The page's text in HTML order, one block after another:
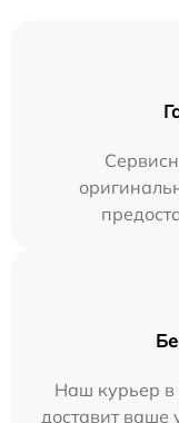
Наш курьер в
доставит ваше